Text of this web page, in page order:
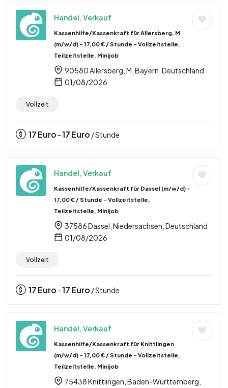
Handel, Verkauf
Kassenhilfe/Kassenkraft für Allersberg, M
(m/w/d) – 17,00 € / Stunde – Vollzeitstelle,
Teilzeitstelle, Minijob
90580 Allersberg, M, Bayern, Deutschland
01/08/2026
Vollzeit
17Euro -17Euro / Stunde
Handel, Verkauf
Kassenhilfe/Kassenkraft für Dassel (m/w/d) –
17,00 € / Stunde – Vollzeitstelle,
Teilzeitstelle, Minijob
37586 Dassel, Niedersachsen, Deutschland
01/08/2026
Vollzeit
17Euro -17Euro / Stunde
Handel, Verkauf
Kassenhilfe/Kassenkraft für Knittlingen
(m/w/d) – 17,00 € / Stunde – Vollzeitstelle,
Teilzeitstelle, Minijob
75438 Knittlingen, Baden-Württemberg,